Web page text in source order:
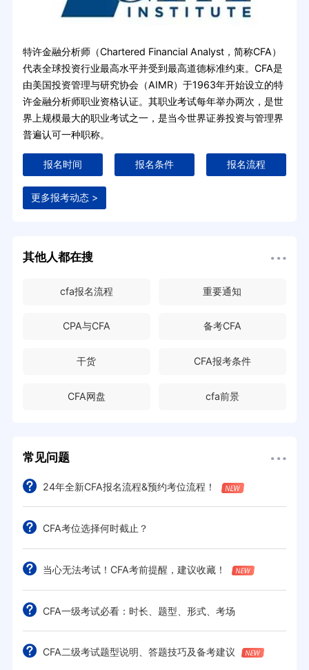
特许金融分析师（Chartered Financial Analyst，简称CFA）
代表全球投资行业最高水平并受到最高道德标准约束。CFA是
由美国投资管理与研究协会（AIMR）于1963年开始设立的特
许金融分析师职业资格认证。其职业考试每年举办两次，是世
界上规模最大的职业考试之一，是当今世界证券投资与管理界
普遍认可一种职称。
报名时间 报名条件 报名流程
更多报考动态 >
其他人都在搜
cfa报名流程 重要通知
CPA与CFA 备考CFA
干货 CFA报考条件
CFA网盘 cfa前景
常见问题
24年全新CFA报名流程&预约考位流程！
CFA考位选择何时截止？
当心无法考试！CFA考前提醒，建议收藏！
CFA一级考试必看：时长、题型、形式、考场
CFA二级考试题型说明、答题技巧及备考建议